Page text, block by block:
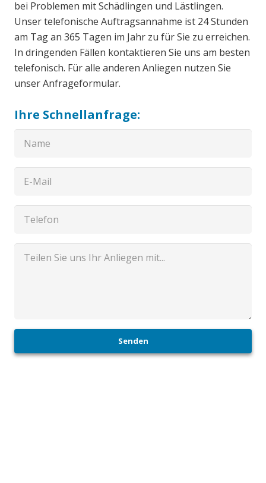
bei Problemen mit Schädlingen und Lästlingen.
Unser telefonische Auftragsannahme ist 24 Stunden
am Tag an 365 Tagen im Jahr zu für Sie zu erreichen.
In dringenden Fällen kontaktieren Sie uns am besten
telefonisch. Für alle anderen Anliegen nutzen Sie
unser Anfrageformular.
Ihre Schnellanfrage:
Senden